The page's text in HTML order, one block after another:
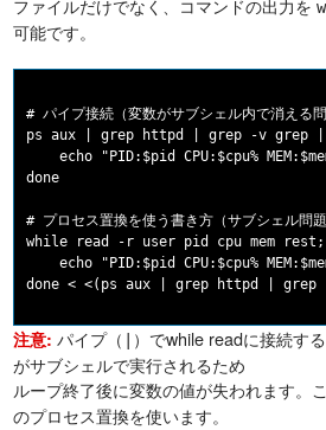
ファイルだけでなく、コマンドの出力を
可能です。
# パイプ接続（変数がサブシェル内で消える問
ps aux | grep httpd | grep -v grep
echo "PID:$pid CPU:$cpu%
done
# プロセス置換を使う書き方（サブシェル問題
while read -r user pid cpu mem
echo "PID:$pid CPU:$cpu%
注意: パイプ（ ）でwhile readに接続す
がサブシェルで実行されるため
ループ終了後に変数の値が失われます。
のプロセス置換を使います。